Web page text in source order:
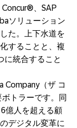
Concur®、SAP
ソリューション
た。上下水道を
することと、複
に統合すること
Company（ザ コ
トラーです。同
億人を超える顧
デジタル変革に